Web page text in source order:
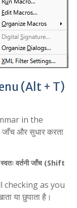
(Alt + T)
in the
और सुधार करता
वर्तनी जाँच (Shift
checking as you
या छुपाता है।